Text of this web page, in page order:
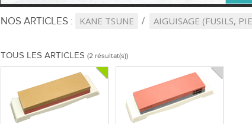
NOS ARTICLES : KANE TSUNE AIGUISAGE (FUSILS,
TOUS LES ARTICLES (2 résultat(s))